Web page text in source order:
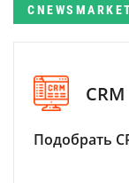
CRM
Подобрать